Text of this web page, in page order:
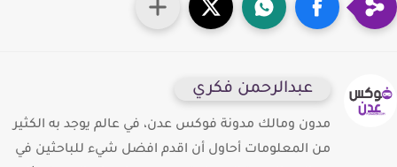
عبدالرحمن فكري
مدون ومالك مدونة فوكس عدن، في عالم يوجد به الكثير
من المعلومات أحاول أن اقدم افضل شيء للباحثين في